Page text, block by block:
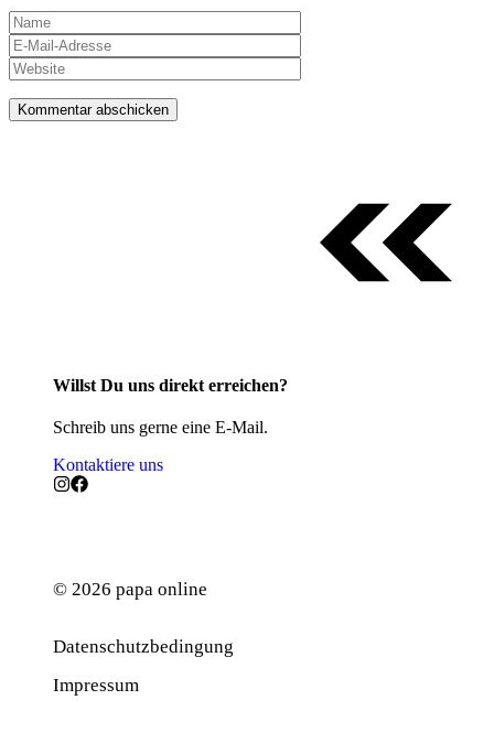
Name
Mail-
Adresse
Willst Du uns direkt erreichen?
Schreib uns gerne eine E-Mail.
Kontaktiere uns
© 2026 papa online
Datenschutzbedingung
Impressum